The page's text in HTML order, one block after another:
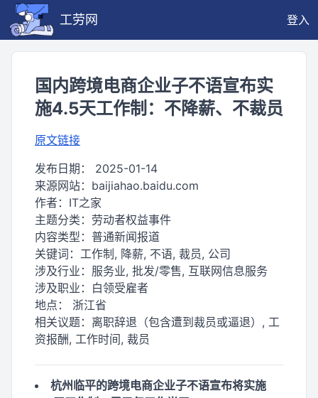
工劳网 登入
国内跨境电商企业子不语宣布实
施4.5天工作制：不降薪、不裁员
原文链接
发布日期： 2025-01-14
来源网站： baijiahao.baidu.com
作者： IT之家
主题分类： 劳动者权益事件
内容类型： 普通新闻报道
关键词： 工作制, 降薪, 不语, 裁员, 公司
涉及行业： 服务业, 批发/零售, 互联网信息服务
涉及职业： 白领受雇者
地点： 浙江省
相关议题： 离职辞退（包含遭到裁员或逼退）, 工
资报酬, 工作时间, 裁员
杭州临平的跨境电商企业子不语宣布将实施